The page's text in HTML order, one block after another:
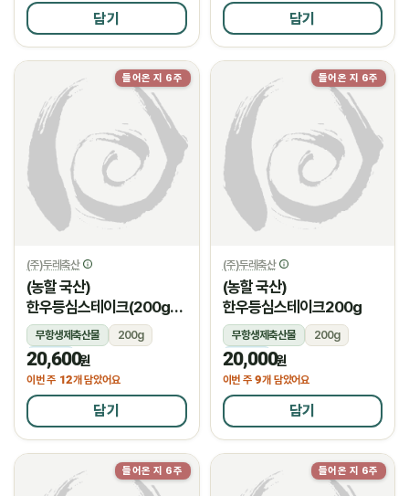
담기 담기
들어온 지 6주
(주)두레축산
(농할 국산)
한우등심스테이크(200g/
암소)
무항생제축산물
200g
냉장
20,600원
이번 주 12개 담았어요
담기
들어온 지 6주
(주)두레축산
(농할 국산)
한우등심스테이크200g
무항생제축산물
200g
냉장
20,000원
이번 주 9개 담았어요
담기
들어온 지 6주 들어온 지 6주